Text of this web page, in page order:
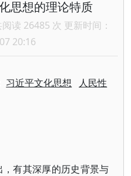
思想的理论特质
读 26485 次 更新时间：
20:16
习近平文化思想 人民性
有其深厚的历史背景与